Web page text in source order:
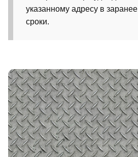
указанному адресу в
сроки.